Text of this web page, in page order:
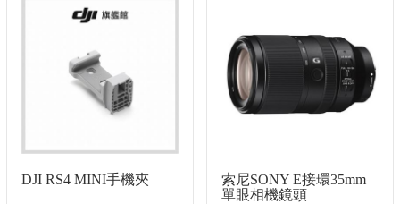
DJI RS4 MINI手機夾
索尼SONY E接環35mm
單眼相機鏡頭